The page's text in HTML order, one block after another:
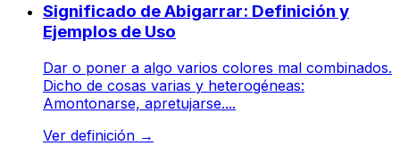
Significado de Abigarrar: Definición y
Ejemplos de Uso
Dar o poner a algo varios colores mal combinados.
Dicho de cosas varias y heterogéneas:
Amontonarse, apretujarse....
Ver definición →